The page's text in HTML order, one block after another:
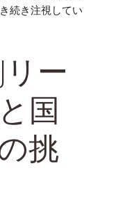
続き注視してい
ー
国
挑